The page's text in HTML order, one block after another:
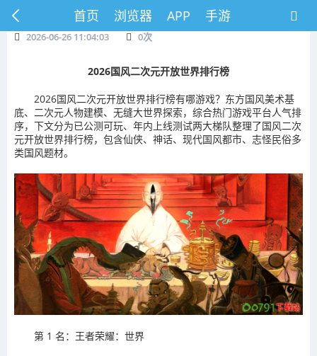
首页 浏览器 APP 手游
2026-06-26 11:04:03 0次
2026国风二次元开放世界排行榜
2026国风二次元开放世界排行榜有哪游戏？东方国风美术基
底、二次元人物建模、无缝大世界探索，综合热门游戏平台人气排
序，下文分为已公测可玩、年内上线测试两大梯队整理了国风二次
元开放世界排行榜，包含仙侠、神话、现代国风都市、志怪民俗多
类国风题材。
第 1 名：王者荣耀：世界